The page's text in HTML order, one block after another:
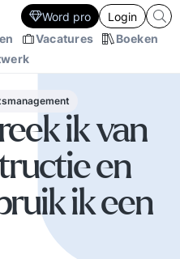
Vacatures
Boeken
Word pro Login
ik van
en
ik een